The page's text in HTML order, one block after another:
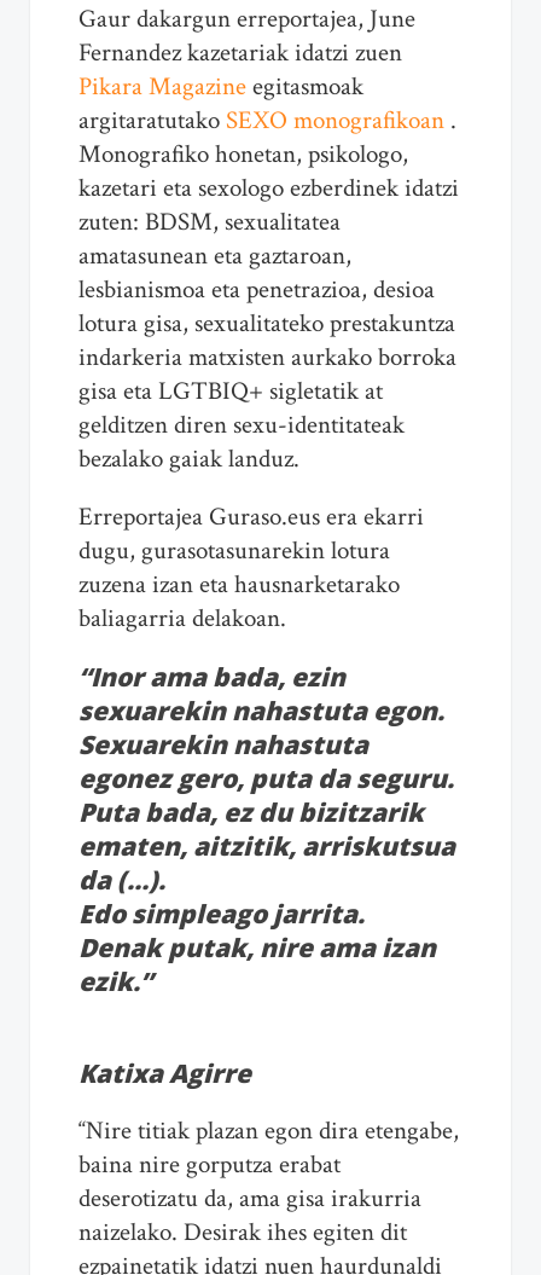
Gaur dakargun erreportajea, June
Fernandez kazetariak idatzi zuen
Pikara Magazineegitasmoak
argitaratutako SEXO monografikoan .
Monografiko honetan, psikologo,
kazetari eta sexologo ezberdinek idatzi
zuten: BDSM, sexualitatea
amatasunean eta gaztaroan,
lesbianismoa eta penetrazioa, desioa
lotura gisa, sexualitateko prestakuntza
indarkeria matxisten aurkako borroka
gisa eta LGTBIQ+ sigletatik at
gelditzen diren sexu-identitateak
bezalako gaiak landuz.
Erreportajea Guraso.eus era ekarri
dugu, gurasotasunarekin lotura
zuzena izan eta hausnarketarako
baliagarria delakoan.
“Inor ama bada, ezin
sexuarekin nahastuta egon.
Sexuarekin nahastuta
egonez gero, puta da seguru.
Puta bada, ez du bizitzarik
ematen, aitzitik, arriskutsua
da (…).
Edo simpleago jarrita.
Denak putak, nire ama izan
ezik.”
Katixa Agirre
“Nire titiak plazan egon dira etengabe,
baina nire gorputza erabat
deserotizatu da, ama gisa irakurria
naizelako. Desirak ihes egiten dit
ezpainetatik idatzi nuen haurdunaldi